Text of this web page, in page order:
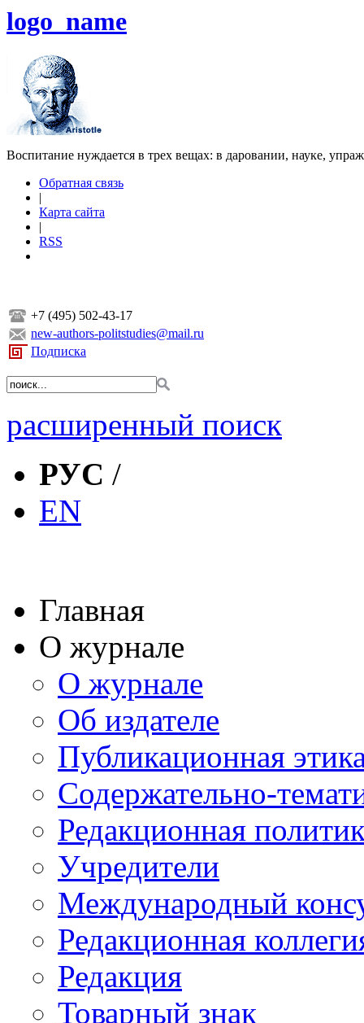
logo_name
Воспитание нуждается в трех вещах: в даровании, науке,
Обратная связь
|
Карта сайта
|
RSS
+7 (495) 502-43-17
new-authors-politstudies@mail.ru
Подписка
расширенный поиск
РУС /
EN
Главная
О журнале
О журнале
Об издателе
Публикационная
Содержательно-
Редакционная
Учредители
Международный
Редакционная
Редакция
Товарный знак